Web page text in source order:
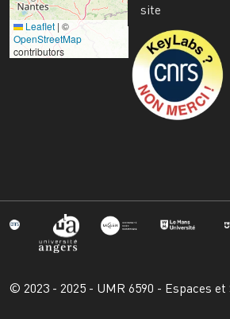
Leaflet | ©
OpenStreetMap
contributors
site
Image
© 2023 - 2025 - UMR 6590 - Espaces et